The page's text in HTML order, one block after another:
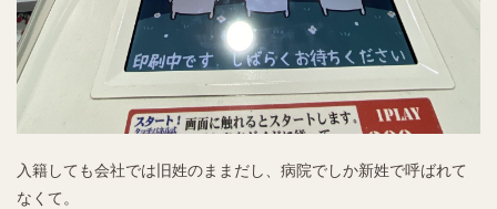
入籍しても会社では旧姓のままだし、病院でしか新姓で呼ばれて
なくて。